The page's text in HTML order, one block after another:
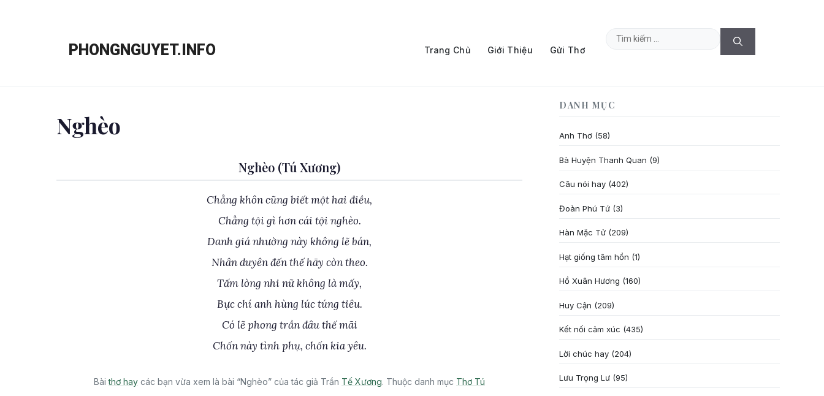
PHONGNGUYET.INFO Trang Chủ Giới Thiệu Gửi Thơ
Tìm
Nghèo
Nghèo (Tú Xương)
Chẳng khôn cũng biết một hai điều,
Chẳng tội gì hơn cái tội nghèo.
Danh giá nhường này không lẽ bán,
Nhân duyên đến thế hãy còn theo.
Tấm lòng nhi nữ không là mấy,
Bực chí anh hùng lúc túng tiêu.
Có lẽ phong trần đâu thế mãi
Chốn này tình phụ, chốn kia yêu.
Bàithơ hay các bạn vừa xem là bài “Nghèo” của tác giả Trần Tế Xương. Thuộc danh mục Thơ Tú
DANH MỤC
Anh Thơ (58)
Bà Huyện Thanh Quan (9)
Câu nói hay (402)
Đoàn Phú Tứ (3)
Hàn Mặc Tử (209)
Hạt giống tâm hồn (1)
Hồ Xuân Hương (160)
Huy Cận (209)
Kết nối cảm xúc (435)
Lời chúc hay (204)
Lưu Trọng Lư (95)